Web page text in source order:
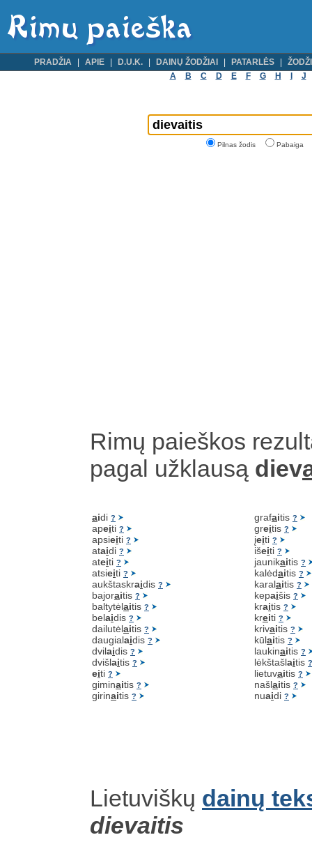
PRADŽIA APIE D.U.K. DAINŲ ŽODŽIAI PATARLĖS
A
B C D E F G H J
Pilnas žodis Pabaiga
Rimų paieškos
pagal užklausą diev
aidi ?
apeiti ?
apsieiti ?
ataidi ?
ateiti ?
atsieiti ?
aukštaskraidis ?
bajoraitis ?
baltytėlaitis ?
belaidis ?
dailutėlaitis ?
daugialaidis ?
dvilaidis ?
dvišlaitis ?
eiti ?
giminaitis ?
girinaitis ?
grafaitis ?
greitis ?
įeiti ?
išeiti ?
jaunikaitis ?
kalėdaitis ?
karalaitis ?
kepaišis ?
kraitis ?
kreiti ?
krivaitis ?
kūlaitis ?
laukinaitis ?
lėkštašlaitis ?
lietuvaitis ?
našlaitis ?
nuaidi ?
Lietuviškų dainų
dievaitis